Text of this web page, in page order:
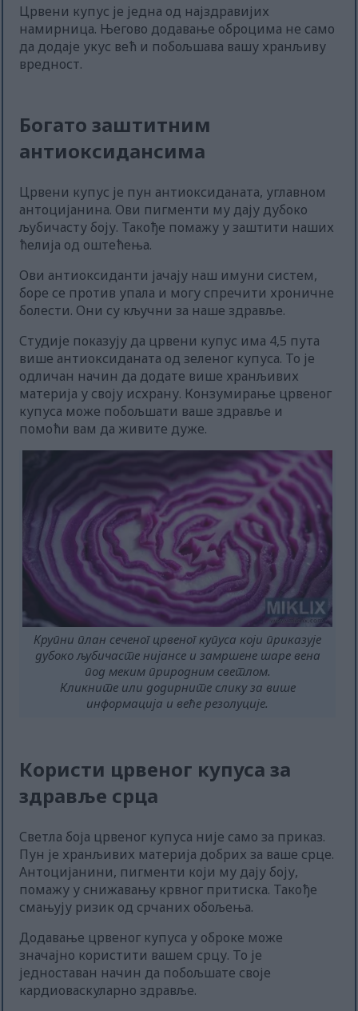
Црвени купус је једна од најздравијих
намирница. Његово додавање оброцима не само
да додаје укус већ и побољшава вашу хранљиву
вредност.
Богато заштитним
антиоксидансима
Црвени купус је пун антиоксиданата, углавном
антоцијанина. Ови пигменти му дају дубоко
љубичасту боју. Такође помажу у заштити наших
ћелија од оштећења.
Ови антиоксиданти јачају наш имуни систем,
боре се против упала и могу спречити хроничне
болести. Они су кључни за наше здравље.
Студије показују да црвени купус има 4,5 пута
више антиоксиданата од зеленог купуса. То је
одличан начин да додате више хранљивих
материја у своју исхрану. Конзумирање црвеног
купуса може побољшати ваше здравље и
помоћи вам да живите дуже.
Крупни план сеченог црвеног купуса који приказује
дубоко љубичасте нијансе и замршене шаре вена
под меким природним светлом.
Кликните или додирните слику за више
информација и веће резолуције.
Користи црвеног купуса за
здравље срца
Светла боја црвеног купуса није само за приказ.
Пун је хранљивих материја добрих за ваше срце.
Антоцијанини, пигменти који му дају боју,
помажу у снижавању крвног притиска. Такође
смањују ризик од срчаних обољења.
Додавање црвеног купуса у оброке може
значајно користити вашем срцу. То је
једноставан начин да побољшате своје
кардиоваскуларно здравље.